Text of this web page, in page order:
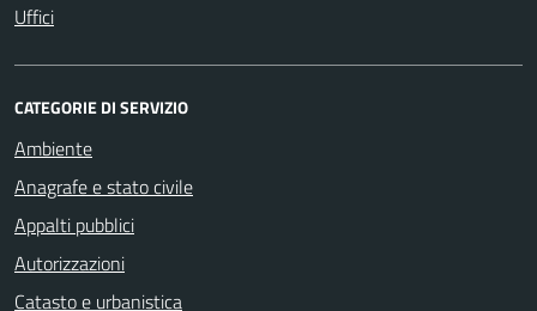
Uffici
CATEGORIE DI SERVIZIO
Ambiente
Anagrafe e stato civile
Appalti pubblici
Autorizzazioni
Catasto e urbanistica